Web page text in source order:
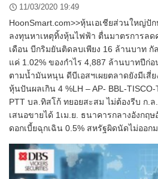
11/03/2020 19:49
HoonSmart.com>>หุ้นเอเชียส่วนใหญ่ปั
ลงทุนหาเหตุทิ้งหุ้นไฟฟ้า ตื่นมาตรการลด
เดือน บีกริมยันติดลบเพียง 16 ล้านบาท
แค่ 1.02% ของกำไร 4,887 ล้านบาทปีก่
ตามน้ำมันหนุน ดีบีเอสฯเผยตลาดยังมีเสี่
หุ้นปันผลเกิน 4 %LH – AP- BBL-TISCO-
PTT บล.ทิสโก้ ทยอยสะสม ไม่ต้องรีบ ก.
เสนอขายได้ 1เม.ย. ธนาคารกลางอังกฤ
ดอกเบี้ยฉุกเฉิน 0.5% สหรัฐผิดนัดไม่ออก